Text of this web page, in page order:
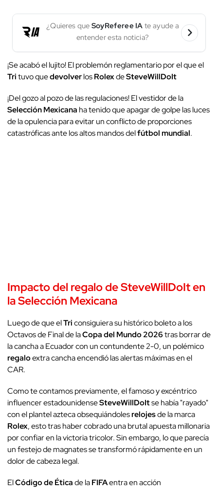
¿Quieres que SoyReferee IA te ayude a
entender esta noticia?
¡Se acabó el lujito! El problemón reglamentario por el que el
Trituvo quedevolverlosRolexdeSteveWillDoIt
¡Del gozo al pozo de las regulaciones! El vestidor de la
Selección Mexicana ha tenido que apagar de golpe las luces
de la opulencia para evitar un conflicto de proporciones
catastróficas ante los altos mandos delfútbol mundial.
Impacto del regalo de SteveWillDoIt en
la Selección Mexicana
Luego de que elTriconsiguiera su histórico boleto a los
Octavos de Final de laCopa del Mundo 2026tras borrar de
la cancha a Ecuador con un contundente 2-0, un polémico
regaloextra cancha encendió las alertas máximas en el
CAR.
Como te contamos previamente, el famoso y excéntrico
influencer estadounidenseSteveWillDoItse había "rayado"
con el plantel azteca obsequiándolesrelojesde la marca
Rolex, esto tras haber cobrado una brutal apuesta millonaria
por confiar en la victoria tricolor. Sin embargo, lo que parecía
un festejo de magnates se transformó rápidamente en un
dolor de cabeza legal.
ElCódigo de Éticade laFIFAentra en acción